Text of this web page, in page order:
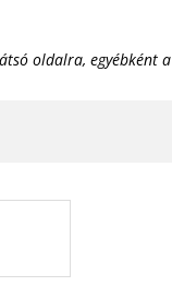
oldalra, egyébként a